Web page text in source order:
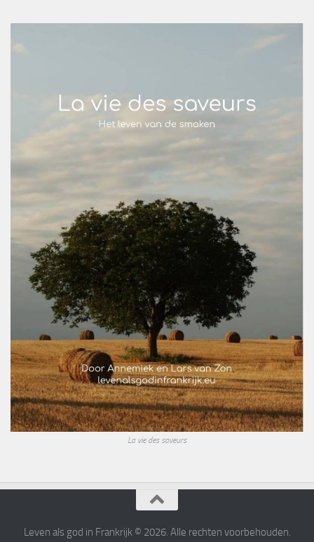
La vie des saveurs
Leven als god in Frankrijk © 2026. Alle rechten voorbehouden.